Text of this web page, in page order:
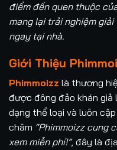
điểm đến quen thuộc
mang lại trải nghiệm
ngay tại nhà.
Giới Thiệu
Phimmoizz là thương
được đông đảo khán giả
dạng thể loại và luôn
châm “Phimmoizz cung
xem miễn phí!”, đây là